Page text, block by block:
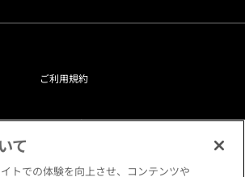
ご利用規約
プライバシーポリシー
クッキーポリシー
て
トでの体験を向上させ、コンテンツや